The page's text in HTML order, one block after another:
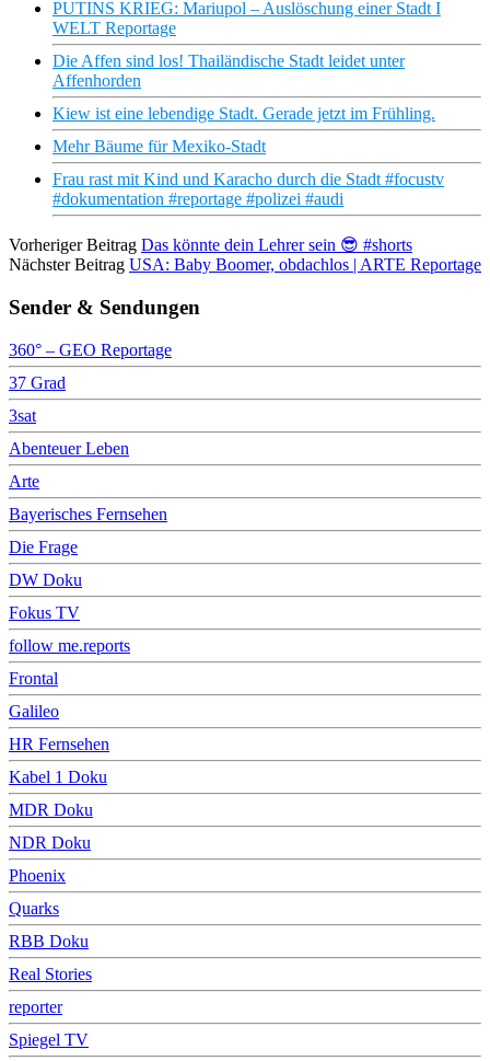
PUTINS KRIEG: Mariupol – Auslöschung einer Stadt I
WELT Reportage
Die Affen sind los! Thailändische Stadt leidet unter
Affenhorden
Kiew ist eine lebendige Stadt. Gerade jetzt im Frühling.
Mehr Bäume für Mexiko-Stadt
Frau rast mit Kind und Karacho durch die Stadt #focustv
#dokumentation #reportage #polizei #audi
Vorheriger Beitrag Das könnte dein Lehrer sein 😎 #shorts
Nächster Beitrag USA: Baby Boomer, obdachlos | ARTE Reportage
Sender & Sendungen
360° – GEO Reportage
37 Grad
3sat
Abenteuer Leben
Arte
Bayerisches Fernsehen
Die Frage
DW Doku
Fokus TV
follow me.reports
Frontal
Galileo
HR Fernsehen
Kabel 1 Doku
MDR Doku
NDR Doku
Phoenix
Quarks
RBB Doku
Real Stories
reporter
Spiegel TV